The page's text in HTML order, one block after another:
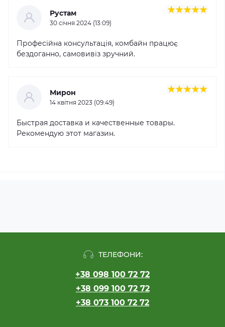
Рустам
30 cічня 2024 (13:09)
Професійна консультація, комбайн працює
бездоганно, самовивіз зручний.
Мирон
14 квітня 2023 (09:49)
Быстрая доставка и качественные товары.
Рекомендую этот магазин.
ТЕЛЕФОНИ:
+38 098 100 72 72
+38 099 100 72 72
+38 073 100 72 72